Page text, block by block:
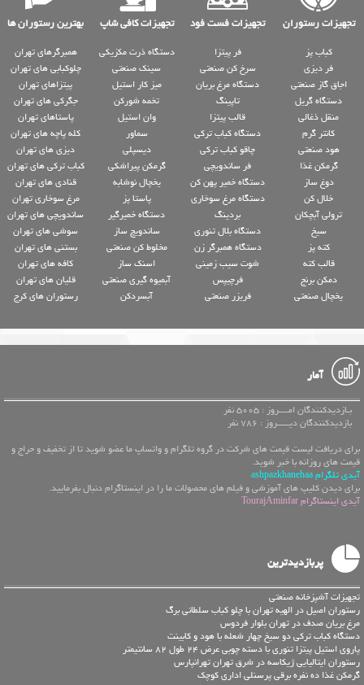
تجهیزات رستوران تجهیزات فست فود تجهیزات کافی شاپ بهترین رستوران ها
کباب پز
فر دیزی
اجاق گاز صنعتی
دستگاه گریل
منقل ذغالی
کانتر گرم
هود صنعتی
گرمکن غذا
دوغ ساز
خلال کن
ترولی آبچکان
سیخ
کته پز
قالب کته
دمکن برنج
یخچال صنعتی
فر پیتزا
سرخ کن صنعتی
دستگاه مرغ بریان
تاپینگ
قالب پیتزا
دستگاه کباب ترکی
چاقو کباب ترکی
فر ساندویچی
دستگاه خمیر پهن کن
دستگاه مرغ سوخاری
بردینگ
دستگاه بلال تنوری
دستگاه همبرگر زن
شوت سیب زمینی
فرچیپس
فریزر صنعتی
دستگاه ذرت مکزیکی
سینک صنعتی
میز کار استیل
تخمه شورکن
وان استیل
سماور
دیسپلی
گرمکن پیراشکی
یخچال نوشابه
پاستا پز
دستگاه خمیرگیر
ساندویچ ساز
مخلوط کن صنعتی
اسنک ساز
آبمیوه گیری صنعتی
آبسردکن
همبرگرهای تهران
چلوکبابی های تهران
پیتزاهای تهران
جگرکی های تهران
پاستاهای تهران
کله پاچه های تهران
دیزی های تهران
کباب ترکی های تهران
قنادی های تهران
مرغ سوخاری تهران
ساندویچی های تهران
سوشی های تهران
بستنی های تهران
کافه های تهران
قلیان های تهران
رستوران های کرج
آمار
بـازدیدکنندگان امــــروز : 5005 نفر
بازدیدکنندگان دیـــــروز : 786 نفر
برای دریافت لیست قیمت های شرکت در گروه تلگرام و واتساپ ما عضو شوید تا از تخفیف و حراج و
قیمت های روزانه با خبر شوید.
آیدی تلگرام ashpazkhanehaa
برای دیدن کلیپ های آموزشی و فیلم های محصولات ما را در اینستاگرام دنبال بفرمایید.
آیدی اینستاگرام TourajAminfar
پربازدیدترین
تجهیزات آشپزخانه صنعتی
رستوران اصیل در الهیه تهران با چلو کباب سلطانی برگ
مرغ بریان صدف در تهران بلوار فردوس
دستگاه کباب ترکی دو سیخ چهار شعله با هود و کابینت
پاروی استیل پیتزا تنوری با دسته چوبی عرض 24 طول 82 سانتیمتر
رستوران ایتالیایی ژیکاسه در شرق تهران تهرانپارس
گرمکن غذا ده نفره برقی پرسنلی اداری کوچک